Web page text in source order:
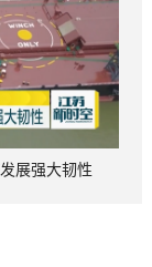
展强大韧性